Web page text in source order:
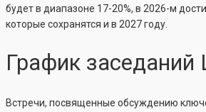
будет в диапазоне 17-20%, в 2026-м
которые сохранятся и в 2027 году.
График
Встречи, посвященные обсуждению